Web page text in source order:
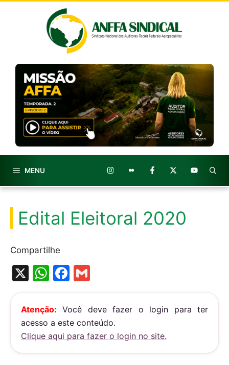
MENU
Edital Eleitoral 2020
Compartilhe
X
W
h
at
s
A
p
F
a
c
e
b
o
m
ai
l
Atenção: Você deve fazer o login para ter
acesso a este conteúdo.
Clique aqui para fazer o login no site.